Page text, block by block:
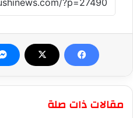
مقالات ذات صلة